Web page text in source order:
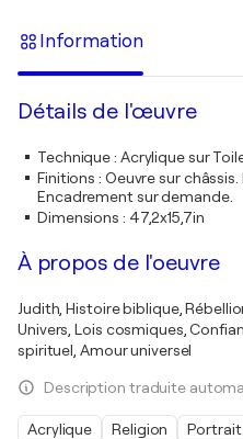
Information
Détails de l'œuvre
Technique: Acrylique sur
Finitions : Oeuvre sur
Encadrement sur demande.
Dimensions : 47,2x15,7in
À propos de l'oeuvre
Judith, Histoire biblique,
Univers, Lois cosmiques,
spirituel, Amour universel
Description traduite
Acrylique Religion Portrait